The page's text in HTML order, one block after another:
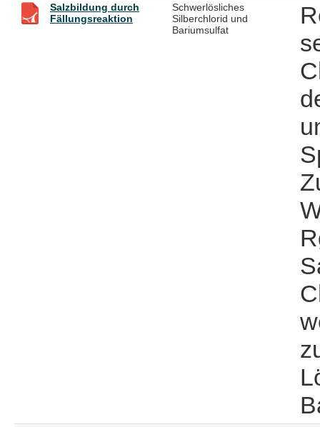
Salzbildung durch
Fällungsreaktion
Schwerlösliches
Silberchlorid und
Bariumsulfat